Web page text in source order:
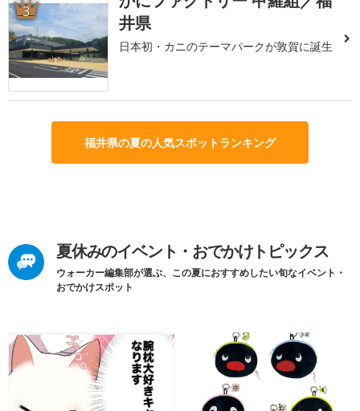
3
井県
日本初・カニのテーマパークが敦賀に誕生
福井県の夏の人気スポットランキング
夏休みのイベント・おでかけトピックス
ウォーカー編集部が選ぶ、この夏におすすめしたい旬なイベント・
おでかけスポット